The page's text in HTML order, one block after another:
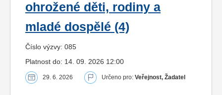
ohrožené děti, rodiny a
mladé dospělé (4)
Číslo výzvy: 085
Platnost do: 14. 09. 2026 12:00
29. 6. 2026 Určeno pro: Veřejnost, Žadatel